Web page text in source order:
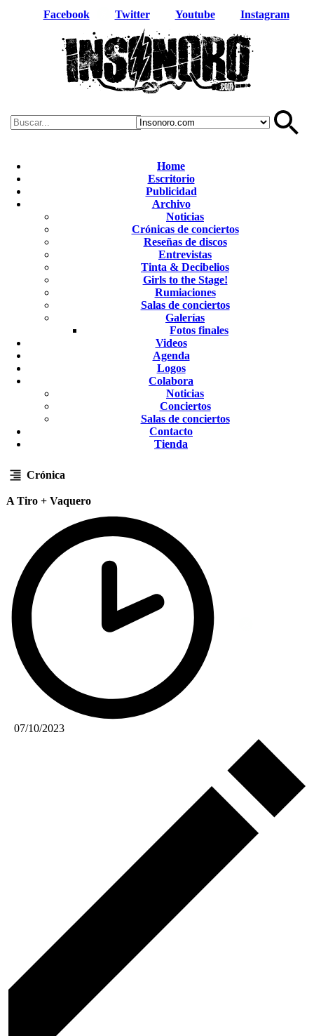
Facebook Twitter Youtube Instagram
Home
Escritorio
Publicidad
Archivo
Noticias
Crónicas de conciertos
Reseñas de discos
Entrevistas
Tinta & Decibelios
Girls to the Stage!
Rumiaciones
Salas de conciertos
Galerías
Fotos finales
Videos
Agenda
Logos
Colabora
Noticias
Conciertos
Salas de conciertos
Contacto
Tienda
Crónica
A Tiro + Vaquero
07/10/2023